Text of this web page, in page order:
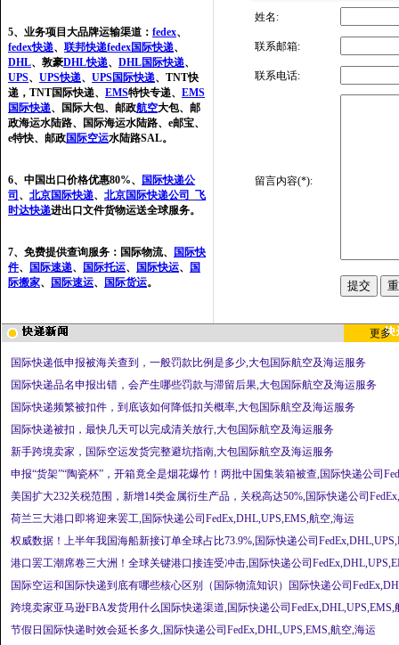
5、业务项目大品牌运输渠道： fedex、
fedex快递、 联邦快递fedex国际快递、
DHL、敦豪DHL快递、 DHL国际快递、
UPS、 UPS快递、 UPS国际快递、TNT快
递，TNT国际快递、 EMS特快专递、 EMS
国际快递、国际大包、邮政航空大包、邮
政海运水陆路、国际海运水陆路、e邮宝、
e特快、邮政国际空运水陆路SAL。
6、中国出口价格优惠80%、
国际快递公
司 、 北京国际快递、 北京国际快递公司
飞
时达快递进出口文件货物运送全球服务。
7、免费提供查询服务：国际物流、
国际快
件、 国际速递、 国际托运、 国际快运、
国
际搬家、 国际速运、 国际货运。
姓名:
联系邮箱:
联系电话:
留言内容(*):
更多
国际快递低申报被海关查到，一般罚款比例是多少,大包国际航空及海运服务
国际快递品名申报出错，会产生哪些罚款与滞留后果,大包国际航空及海运服务
国际快递频繁被扣件，到底该如何降低扣关概率,大包国际航空及海运服务
国际快递被扣，最快几天可以完成清关放行,大包国际航空及海运服务
新手跨境卖家，国际空运发货完整避坑指南,大包国际航空及海运服务
申报“货架”“陶瓷杯”，开箱竟全是烟花爆竹！两批中国集装箱被查,国际快递公司
美国扩大232关税范围，新增14类金属衍生产品，关税高达50%,国际快递公司
荷兰三大港口即将迎来罢工,国际快递公司FedEx,DHL,UPS,EMS,航空,海运
权威数据！上半年我国海船新接订单全球占比73.9%,国际快递公司
港口罢工潮席卷三大洲！全球关键港口接连受冲击,国际快递公司
国际空运和国际快递到底有哪些核心区别（国际物流知识）国际快递公司
跨境卖家亚马逊FBA发货用什么国际快递渠道,国际快递公司FedEx,DHL,UPS,EMS,
节假日国际快递时效会延长多久,国际快递公司FedEx,DHL,UPS,EMS,航空,海运